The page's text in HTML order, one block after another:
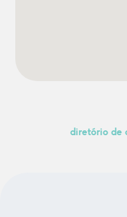
diretório de